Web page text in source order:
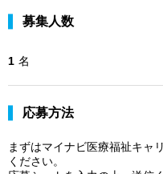
募集人数
1 名
応募方法
まずはマイナビ医療福祉キャ
ください。